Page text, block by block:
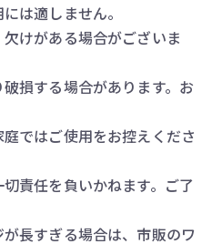
は適しません。
けがある場合がございま
損する場合があります。お
ではご使用をお控えくださ
責任を負いかねます。ご了
長すぎる場合は、市販のワ